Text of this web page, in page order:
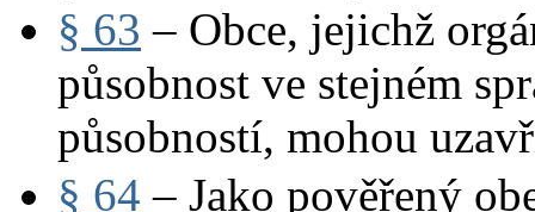
§ 63 – Obce, jejichž
působnost ve stejném
působností, mohou
§ 64 – Jako pověřený